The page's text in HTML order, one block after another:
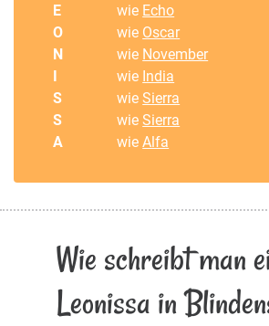
E
wie Echo
O
wie Oscar
N
wie November
I
wie India
S
wieSierra
S
wieSierra
A
wieAlfa
Wie schreibt man
Leonissa in